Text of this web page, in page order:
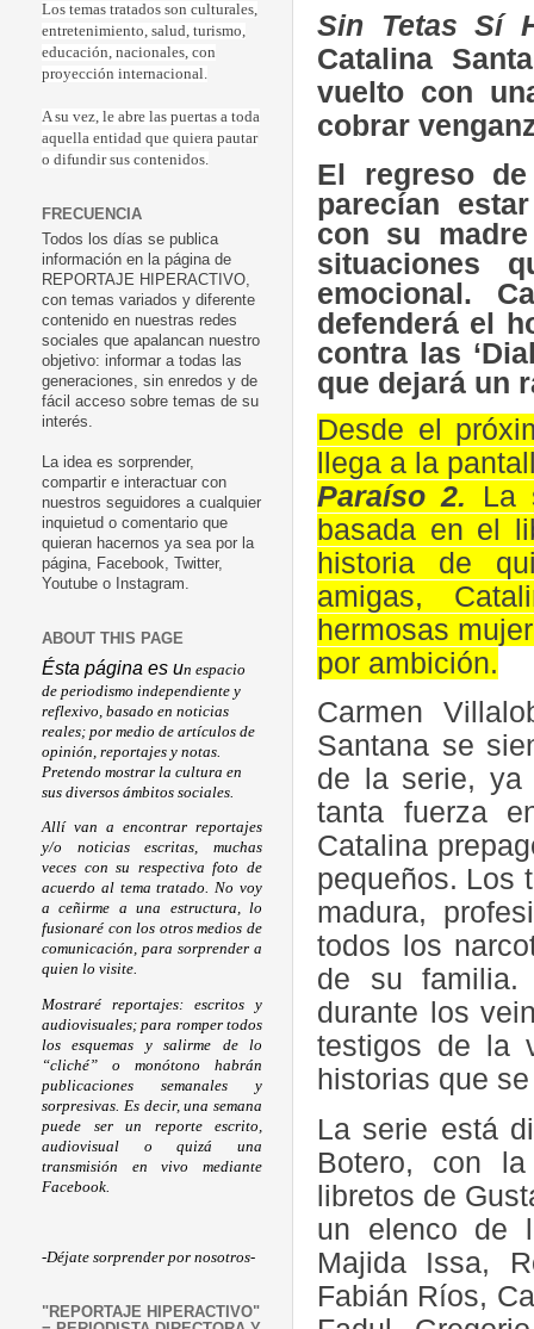
Sin Tetas Sí
Catalina
vuelto con
cobrar
El regreso
parecían
con su
situaciones
emocional.
defenderá el
contra las
que dejará un
Desde el
llega a la
Paraíso 2. La
basada en el
historia de
amigas,
hermosas
por ambición.
Carmen
Santana se
de la serie, ya
tanta fuerza
Catalina
pequeños. Los
madura,
todos los
de su familia.
durante los
testigos de la
historias que
La serie está
Botero, con
libretos de
un elenco de
Majida Issa,
Fabián Ríos,
Los temas tratados son culturales,
entretenimiento, salud, turismo,
educación, nacionales, con
proyección internacional.
A su vez, le abre las puertas a toda
aquella entidad que quiera pautar
o difundir sus contenidos.
FRECUENCIA
Todos los días se publica
información en la página de
REPORTAJE HIPERACTIVO,
con temas variados y diferente
contenido en nuestras redes
sociales que apalancan nuestro
objetivo: informar a todas las
generaciones, sin enredos y de
fácil acceso sobre temas de su
interés.
La idea es sorprender,
compartir e interactuar con
nuestros seguidores a cualquier
inquietud o comentario que
quieran hacernos ya sea por la
página, Facebook, Twitter,
Youtube o Instagram.
ABOUT THIS PAGE
Ésta página es un espacio
de periodismo independiente y
reflexivo, basado en noticias
reales; por medio de artículos de
opinión, reportajes y notas.
Pretendo mostrar la cultura en
sus diversos ámbitos sociales.
Allí van a encontrar reportajes
y/o noticias escritas, muchas
veces con su respectiva foto de
acuerdo al tema tratado. No voy
a ceñirme a una estructura, lo
fusionaré con los otros medios de
comunicación, para sorprender a
quien lo visite.
Mostraré reportajes: escritos y
audiovisuales; para romper todos
los esquemas y salirme de lo
“cliché” o monótono habrán
publicaciones semanales y
sorpresivas. Es decir, una semana
puede ser un reporte escrito,
audiovisual o quizá una
transmisión en vivo mediante
Facebook.
-Déjate sorprender por nosotros-
"REPORTAJE HIPERACTIVO"